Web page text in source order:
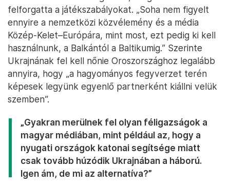
felforgatta a játékszabályokat. „Soha nem figyelt
ennyire a nemzetközi közvélemény és a média
Közép-Kelet–Európára, mint most, ezt pedig ki kell
használnunk, a Balkántól a Baltikumig.” Szerinte
Ukrajnának fel kell nőnie Oroszországhoz legalább
annyira, hogy „a hagyományos fegyverzet terén
képesek legyünk egyenlő partnerként kiállni velük
szemben”.
„Gyakran merülnek fel olyan féligazságok a
magyar médiában, mint például az, hogy a
nyugati országok katonai segítsége miatt
csak tovább húzódik Ukrajnában a háború.
Igen ám, de mi az alternatíva?”